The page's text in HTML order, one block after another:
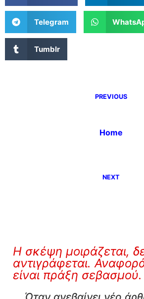
Telegram
Tumblr
PREVIOUS
Home
NEXT
Η σκέψη μοιράζεται,
αντιγράφεται.
είναι πράξη σεβασμού.